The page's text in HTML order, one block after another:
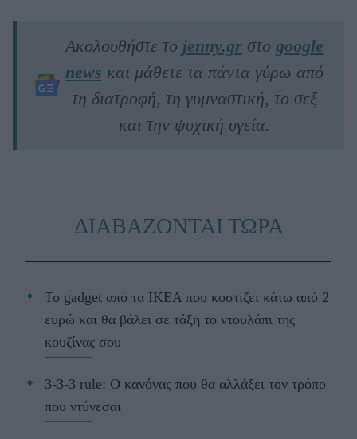
Ακολουθήστε το jenny.grστο google
news και μάθετε τα πάντα γύρω από
τη διατροφή, τη γυμναστική, το σεξ
και την ψυχική υγεία.
ΔΙΑΒΑΖΟΝΤΑΙ ΤΩΡΑ
Το gadget από τα IKEA που κοστίζει κάτω από 2
ευρώ και θα βάλει σε τάξη το ντουλάπι της
κουζίνας σου
3-3-3 rule: Ο κανόνας που θα αλλάξει τον τρόπο
που ντύνεσαι